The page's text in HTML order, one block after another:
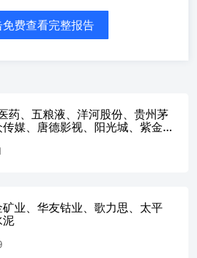
坡期，下半年產能加速釋放 集團第一季
噸，主要由於大部分項目仍處於產能爬坡
。其中，馬諾諾項目預計於6月建成投
約3萬噸產量；配合3Q鹽湖、拉果錯鹽
年進一步提升至27萬至32萬噸，躋身全球
列。隨著產能於下半年陸續釋放，規模效
降至4萬至5萬元人民幣。依托能源轉型
7515 資本開支聚焦擴產併
與穩定分紅 集團計劃在2026至2028年間
元人民幣資本開支，主要用於礦山擴產及
市，受短期美國關稅政策憂慮引發的囤銅
免费查看完整报告
药、五粮液、洋河股份、贵州茅
媒、唐德影视、阳光城、紫金矿
业、华友钴业、歌力思、太平
泥